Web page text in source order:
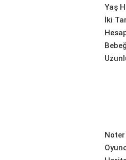
Yaş
İki
Noter